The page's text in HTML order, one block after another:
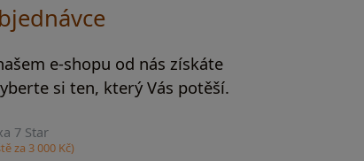
e-shopu od nás získáte
si ten, který Vás potěší.
7 Star
za 3 000 Kč)